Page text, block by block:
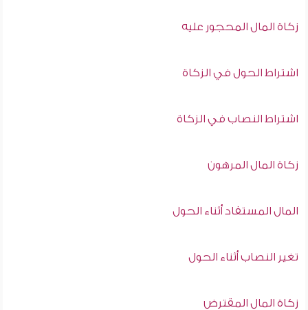
زكاة المال المحجور عليه
اشتراط الحول في الزكاة
اشتراط النصاب في الزكاة
زكاة المال المرهون
المال المستفاد أثناء الحول
تغير النصاب أثناء الحول
زكاة المال المقترض